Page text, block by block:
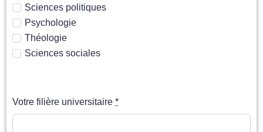
Sciences politiques
Psychologie
Théologie
Sciences sociales
Votre filière universitaire *